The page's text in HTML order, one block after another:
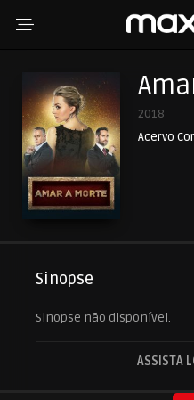
2018
Acervo
Sinopse
Sinopse não disponível.
ASSISTA